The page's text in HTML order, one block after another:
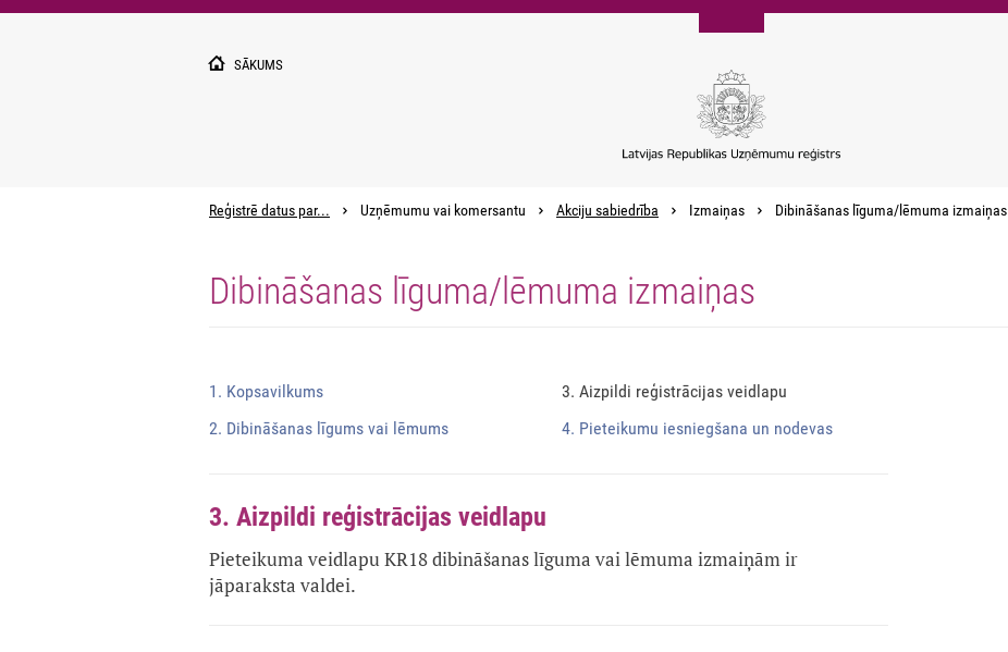
Pārlekt
SĀKUMS
Reģistrē datus par... Uzņēmumu vai komersantu Akciju sabiedrība Izmaiņas Dibināšanas līguma/lēmuma izmaiņas
Dibināšanas līguma/lēmuma izmaiņas
1. Kopsavilkums
2. Dibināšanas līgums vai lēmums
3. Aizpildi reģistrācijas veidlapu
4. Pieteikumu iesniegšana un nodevas
3. Aizpildi reģistrācijas veidlapu
Pieteikuma veidlapu KR18 dibināšanas līguma vai lēmuma izmaiņām ir
jāparaksta valdei.